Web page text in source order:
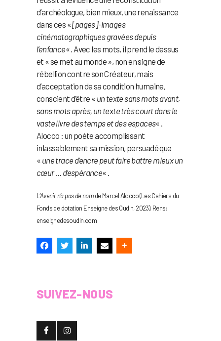
d’archéologue, bien mieux, une renaissance
dans ces «[pages]-images
cinématographiques gravées depuis
l’enfance« . Avec les mots, il prend le dessus
et « se met au monde », non en signe de
rébellion contre son Créateur, mais
d’acceptation de sa condition humaine,
conscient d’être « un texte sans mots avant,
sans mots après, un texte très court dans le
vaste livre des temps et des espaces« .
Alocco : un poète accomplissant
inlassablement sa mission, persuadé que
« une trace d’encre peut faire battre mieux un
cœur … d’espérance« .
L’Avenir n’a pas de nomde Marcel Alocco (Les Cahiers du
Fonds de dotation Enseigne des Oudin, 2023). Rens:
enseignedesoudin.com
SUIVEZ-NOUS